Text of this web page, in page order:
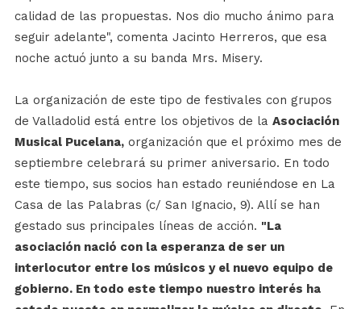
calidad de las propuestas. Nos dio mucho ánimo para
seguir adelante", comenta Jacinto Herreros, que esa
noche actuó junto a su banda Mrs. Misery.
La organización de este tipo de festivales con grupos
de Valladolid está entre los objetivos de la Asociación
Musical Pucelana,organización que el próximo mes de
septiembre celebrará su primer aniversario. En todo
este tiempo, sus socios han estado reuniéndose en La
Casa de las Palabras (c/ San Ignacio, 9). Allí se han
gestado sus principales líneas de acción. "La
asociación nació con la esperanza de ser un
interlocutor entre los músicos y el nuevo equipo de
gobierno. En todo este tiempo nuestro interés ha